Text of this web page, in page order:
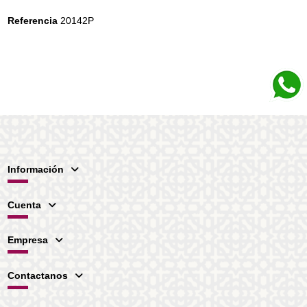
Referencia 20142P
Información
Cuenta
Empresa
Contactanos